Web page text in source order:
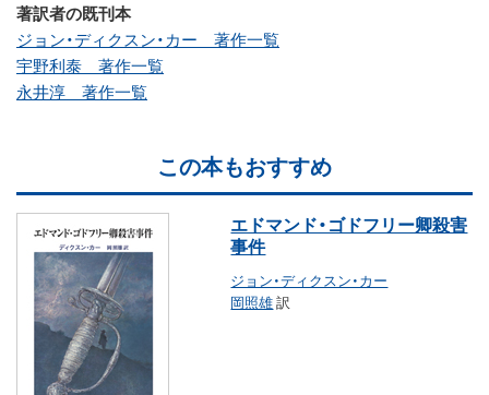
著訳者の既刊本
ジョン・ディクスン・カー 著作一覧
宇野利泰 著作一覧
永井淳 著作一覧
この本もおすすめ
エドマンド・ゴドフリー卿殺害
事件
ジョン・ディクスン・カー
岡照雄訳